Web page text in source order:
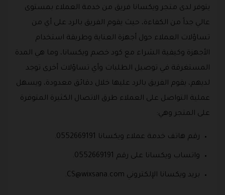
يتوفر لدى متجر ويكسانا فريق من خدمة العملاء بمستوى
عالي جداً من الكفاءة، حيث يقوم الفريق بالرد على أي من
تساؤلات العملاء حول أجهزة العناية وطريقة استخدام
الأجهزة وكيفية الشراء مع كود خصم ويكسانا، وما هي المدة
المستغرقة في توصيل الطلبات وأي تساؤلات أخرى توجد
لديهم، يقوم الفريق بالرد عليها خلال دقائق معدودة، ويسهل
عملية التواصل على العملاء طرق الاتصال الكثيرة المتوفرة
على المتجر وهي:
رقم هاتف خدمة عملاء ويكسانا 0552669191.
واتساب ويكسانا على رقم 0552669191.
بريد ويكسانا الإلكتروني CS@wixsana.com
.